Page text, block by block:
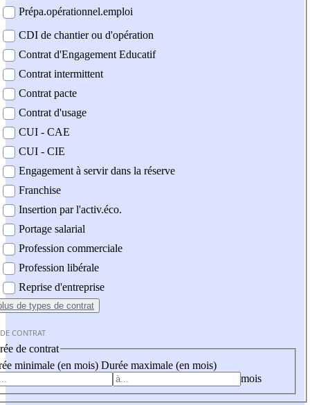
Prépa.opérationnel.emploi
CDI de chantier ou d'opération
Contrat d'Engagement Educatif
Contrat intermittent
Contrat pacte
Contrat d'usage
CUI - CAE
CUI - CIE
Engagement à servir dans la réserve
Franchise
Insertion par l'activ.éco.
Portage salarial
Profession commerciale
Profession libérale
Reprise d'entreprise
de types de contrat
CONTRAT
de contrat
minimale (en mois) Durée maximale (en mois)
mois